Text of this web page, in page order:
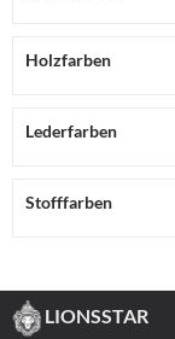
Holzfarben
Lederfarben
Stofffarben
LIONSSTAR